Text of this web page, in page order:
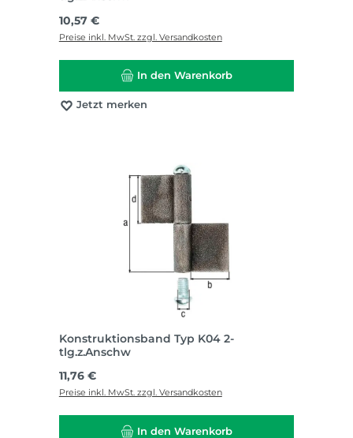
Regulärer Preis:
10,57 €
Preise inkl. MwSt. zzgl. Versandkosten
In den Warenkorb
Jetzt merken
Konstruktionsband Typ K04 2-
tlg.z.Anschw
Regulärer Preis:
11,76 €
Preise inkl. MwSt. zzgl. Versandkosten
In den Warenkorb